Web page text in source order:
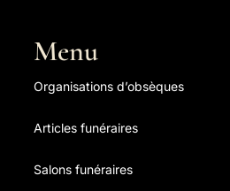
Menu
Organisations d’obsèques
Articles funéraires
Salons funéraires